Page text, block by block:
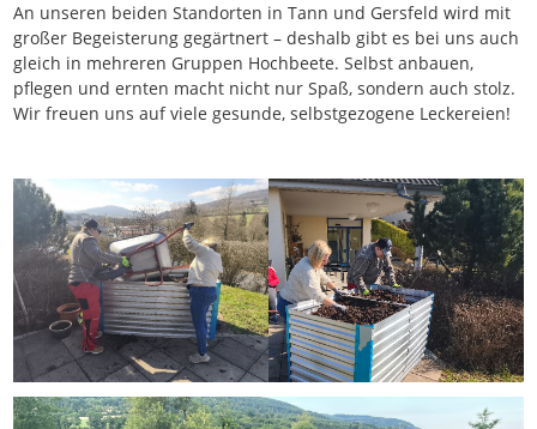
An unseren beiden Standorten in Tann und Gersfeld wird mit
großer Begeisterung gegärtnert – deshalb gibt es bei uns auch
gleich in mehreren Gruppen Hochbeete. Selbst anbauen,
pflegen und ernten macht nicht nur Spaß, sondern auch stolz.
Wir freuen uns auf viele gesunde, selbstgezogene Leckereien!